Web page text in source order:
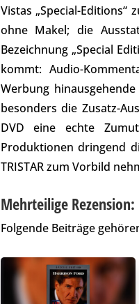
Vistas „Special-
ohne Makel; die
Bezeichnung „Special
kommt: Audio-
Werbung
besonders die Zusatz-
DVD eine echte
Produktionen dringend
TRISTAR zum Vorbild
Mehrteilige Rezension:
Folgende Beiträge